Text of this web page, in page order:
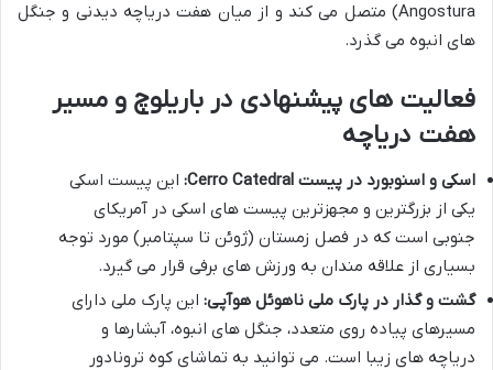
Angostura) متصل می کند و از میان هفت دریاچه دیدنی و جنگل
های انبوه می گذرد.
فعالیت های پیشنهادی در باریلوچ و مسیر
هفت دریاچه
اسکی و اسنوبورد در پیست Cerro Catedral:
این پیست اسکی
یکی از بزرگترین و مجهزترین پیست های اسکی در آمریکای
جنوبی است که در فصل زمستان (ژوئن تا سپتامبر) مورد توجه
بسیاری از علاقه مندان به ورزش های برفی قرار می گیرد.
گشت و گذار در پارک ملی ناهوئل هوآپی: این پارک ملی دارای
مسیرهای پیاده روی متعدد، جنگل های انبوه، آبشارها و
دریاچه های زیبا است. می توانید به تماشای کوه ترونادور